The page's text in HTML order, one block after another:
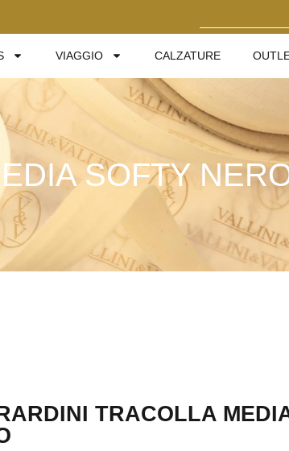
VIAGGIO CALZATURE
SOFTY
TRACOLLA